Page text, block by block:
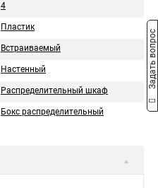
4
Пластик
Встраиваемый
Настенный
Распределительный шкаф
Бокс распределительный
Задать вопрос